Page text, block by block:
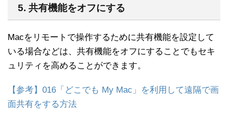
5. 共有機能をオフにする
Macをリモートで操作するために共有機能を設定して
いる場合などは、共有機能をオフにすることでもセキ
ュリティを高めることができます。
【参考】016「どこでも My Mac」を利用して遠隔で画
面共有をする方法